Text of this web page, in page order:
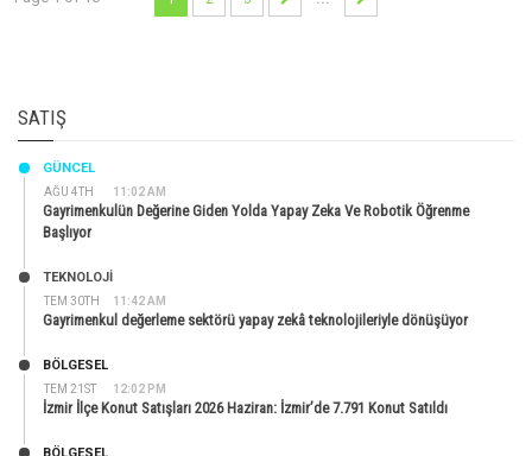
SATIŞ
AĞU 4TH 11:02 AM
GÜNCEL
Gayrimenkulün Değerine Giden Yolda Yapay Zeka Ve Robotik Öğrenme
Başlıyor
TEM 30TH 11:42 AM
TEKNOLOJİ
Gayrimenkul değerleme sektörü yapay zekâ teknolojileriyle dönüşüyor
TEM 21ST 12:02 PM
BÖLGESEL
İzmir İlçe Konut Satışları 2026 Haziran: İzmir’de 7.791 Konut Satıldı